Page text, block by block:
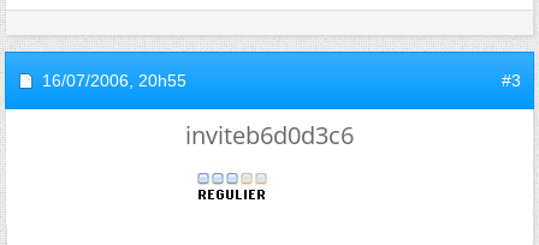
16/07/2006, 20h55 #3
inviteb6d0d3c6